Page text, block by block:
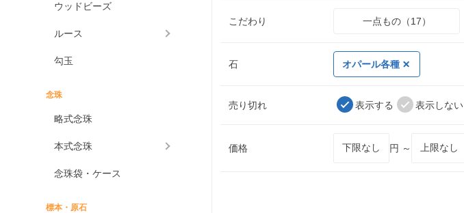
ウッドビーズ
ルース
勾玉
念珠
略式念珠
本式念珠
念珠袋・ケース
標本・原石
こだわり 一点もの（17）
石 オパール各種
売り切れ 表示する 表示しない
価格 円 ～